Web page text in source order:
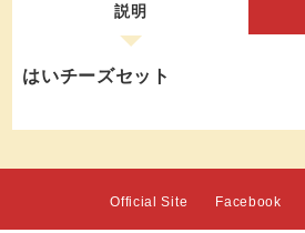
説明
はいチーズセット
Official Site Facebook